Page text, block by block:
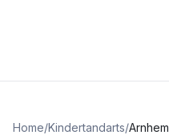
Home/Kindertandarts/Arnhem